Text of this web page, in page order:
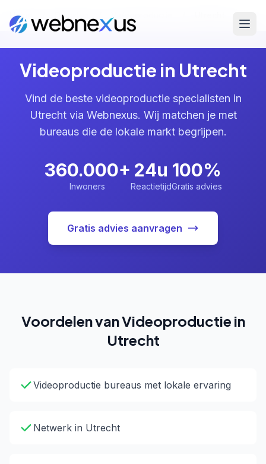
Home Diensten Videoproductie
Videoproductie in Utrecht
Vind de beste videoproductie specialisten in
Utrecht via Webnexus. Wij matchen je met
bureaus die de lokale markt begrijpen.
360.000+
Inwoners
24u
Reactietijd
100%
Gratis advies
Gratis advies aanvragen
Voordelen van Videoproductie in
Utrecht
Videoproductie bureaus met lokale ervaring
Netwerk in Utrecht